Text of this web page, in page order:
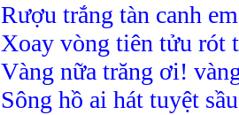
Rượu trắng tàn canh
Xoay vòng tiên tửu rót
Vàng nữa trăng ơi!
Sông hồ ai hát tuyệt